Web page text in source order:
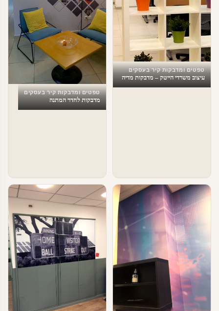
טפטים ומדבקות קיר בעסקים
עיצוב משרדי הייטק – מדבקות מדיה
חברתית
טפטים ומדבקות קיר בעסקים
מדבקות לחדר המתנה